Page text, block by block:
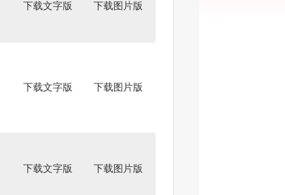
下载文字版 下载图片版
下载文字版 下载图片版
下载文字版 下载图片版